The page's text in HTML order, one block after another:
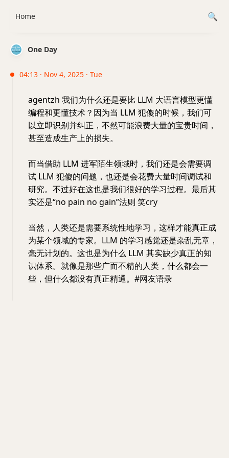
One Day
04:13 · Nov 4, 2025 · Tue
agentzh 我们为什么还是要比 LLM 大语言模型更懂
编程和更懂技术？因为当 LLM 犯傻的时候，我们可
以立即识别并纠正，不然可能浪费大量的宝贵时间，
甚至造成生产上的损失。
而当借助 LLM 进军陌生领域时，我们还是会需要调
试 LLM 犯傻的问题，也还是会花费大量时间调试和
研究。不过好在这也是我们很好的学习过程。最后其
实还是“no pain no gain”法则 笑cry
当然，人类还是需要系统性地学习，这样才能真正成
为某个领域的专家。LLM 的学习感觉还是杂乱无章，
毫无计划的。这也是为什么 LLM 其实缺少真正的知
识体系。就像是那些广而不精的人类，什么都会一
些，但什么都没有真正精通。#网友语录
Home